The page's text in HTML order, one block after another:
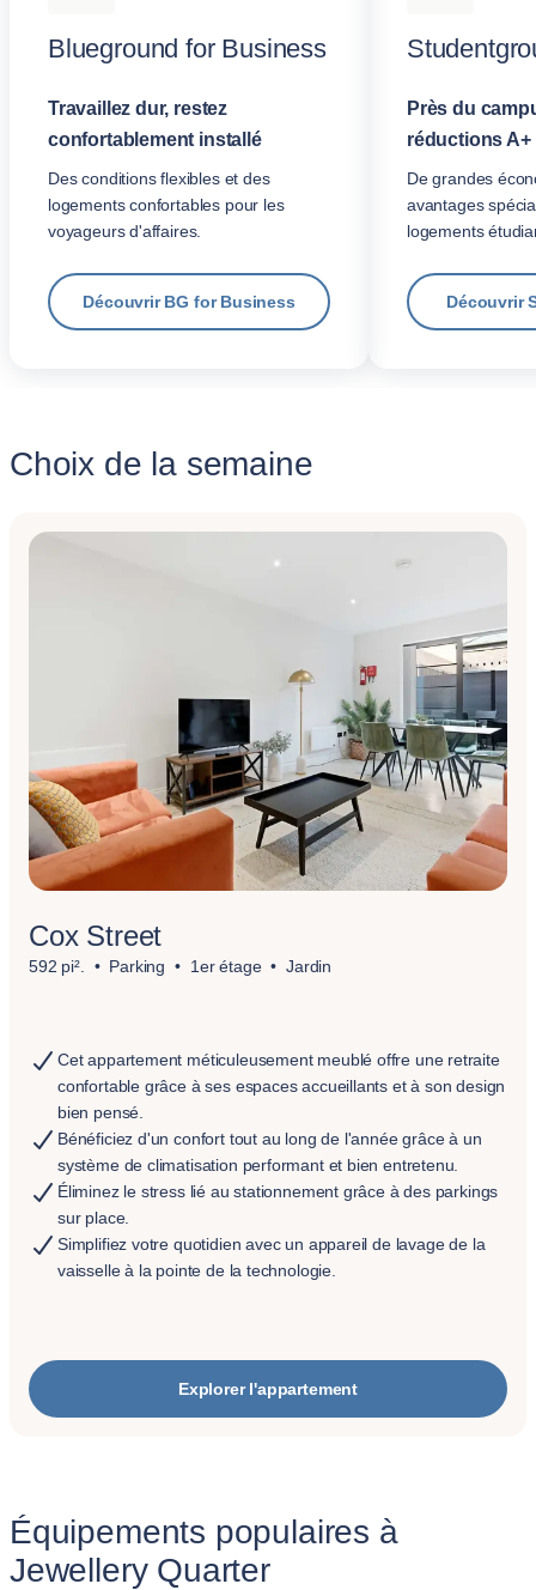
Blueground for Business
Travaillez dur, restez
confortablement installé
Des conditions flexibles et des
logements confortables pour les
voyageurs d'affaires.
Découvrir BG for Business
Près du
réductions A+
De grandes
avantages
logements
Découvrir
Choix de la semaine
Cox Street
592 pi². Parking 1er étage Jardin
Cet appartement méticuleusement meublé offre une retraite
confortable grâce à ses espaces accueillants et à son design
bien pensé.
Bénéficiez d'un confort tout au long de l'année grâce à un
système de climatisation performant et bien entretenu.
Éliminez le stress lié au stationnement grâce à des parkings
sur place.
Simplifiez votre quotidien avec un appareil de lavage de la
vaisselle à la pointe de la technologie.
Explorer l'appartement
Équipements populaires à
Jewellery Quarter